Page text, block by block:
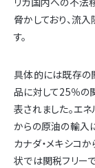
脅かしており、流
す。
具体的には既存の
品に対して25％の
表されました。エ
からの原油の輸入
カナダ・メキシコ
状では関税フリー